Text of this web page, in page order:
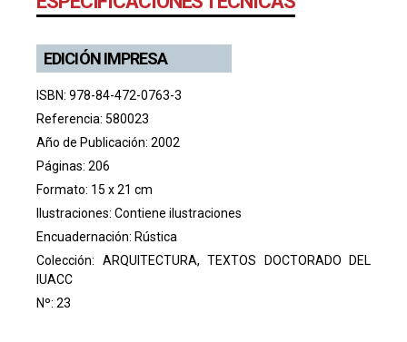
EDICIÓN IMPRESA
ISBN: 978-84-472-0763-3
Referencia: 580023
Año de Publicación: 2002
Páginas: 206
Formato: 15 x 21 cm
Ilustraciones: Contiene ilustraciones
Encuadernación: Rústica
Colección: ARQUITECTURA, TEXTOS DOCTORADO DEL
IUACC
Nº: 23